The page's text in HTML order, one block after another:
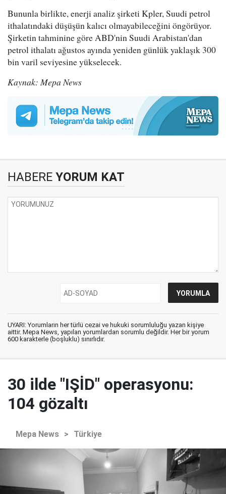
Bununla birlikte, enerji analiz şirketi Kpler, Suudi petrol
ithalatındaki düşüşün kalıcı olmayabileceğini öngörüyor.
Şirketin tahminine göre ABD'nin Suudi Arabistan'dan
petrol ithalatı ağustos ayında yeniden günlük yaklaşık 300
bin varil seviyesine yükselecek.
Kaynak: Mepa News
HABERE YORUM KAT
UYARI: Yorumların her türlü cezai ve hukuki sorumluluğu yazan kişiye
aittir. Mepa News, yapılan yorumlardan sorumlu değildir. Her bir yorum
600 karakterle (boşluklu) sınırlıdır.
30 ilde "IŞİD" operasyonu:
104 gözaltı
Mepa News > Türkiye